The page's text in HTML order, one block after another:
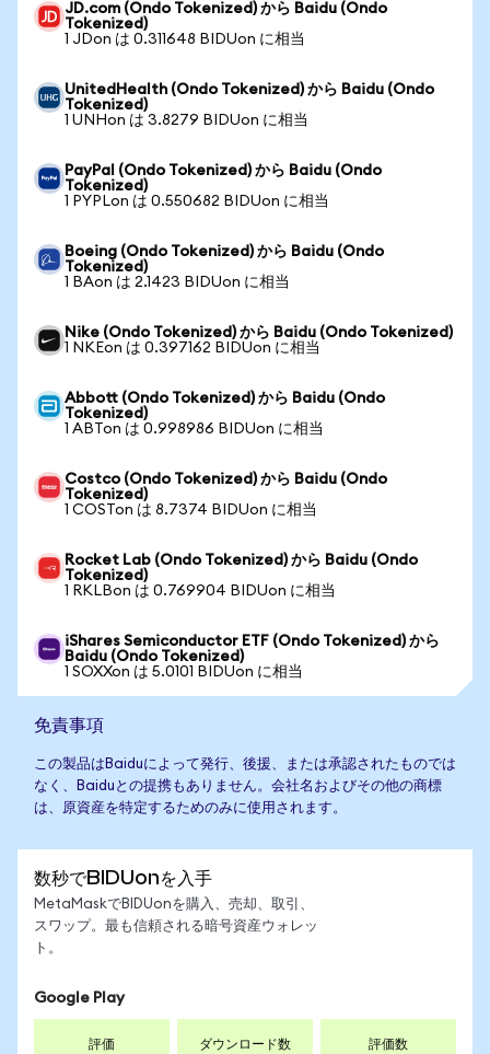
JD.com (Ondo Tokenized) から Baidu (Ondo
Tokenized)
1 JDon は 0.311648 BIDUon に相当
UnitedHealth (Ondo Tokenized) から Baidu (Ondo
Tokenized)
1 UNHon は 3.8279 BIDUon に相当
PayPal (Ondo Tokenized) から Baidu (Ondo
Tokenized)
1 PYPLon は 0.550682 BIDUon に相当
Boeing (Ondo Tokenized) から Baidu (Ondo
Tokenized)
1 BAon は 2.1423 BIDUon に相当
Nike (Ondo Tokenized) から Baidu (Ondo Tokenized)
1 NKEon は 0.397162 BIDUon に相当
Abbott (Ondo Tokenized) から Baidu (Ondo
Tokenized)
1 ABTon は 0.998986 BIDUon に相当
Costco (Ondo Tokenized) から Baidu (Ondo
Tokenized)
1 COSTon は 8.7374 BIDUon に相当
Rocket Lab (Ondo Tokenized) から Baidu (Ondo
Tokenized)
1 RKLBon は 0.769904 BIDUon に相当
iShares Semiconductor ETF (Ondo Tokenized) から
Baidu (Ondo Tokenized)
1 SOXXon は 5.0101 BIDUon に相当
免責事項
この製品はBaiduによって発行、後援、または承認されたものでは
なく、Baiduとの提携もありません。会社名およびその他の商標
は、原資産を特定するためのみに使用されます。
数秒でBIDUonを入手
MetaMaskでBIDUonを購入、売却、取引、
スワップ。最も信頼される暗号資産ウォレッ
ト。
Google Play
評価 ダウンロード数 評価数